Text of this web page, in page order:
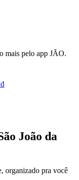
mais pelo app JÃO.
João da
organizado pra você